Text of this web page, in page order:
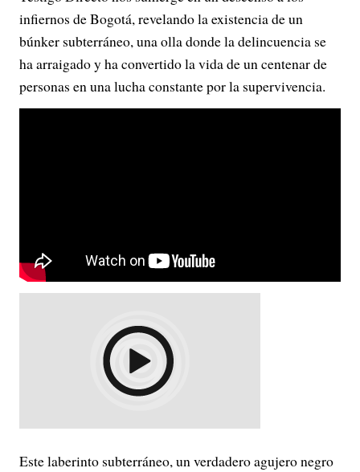
infiernos de Bogotá, revelando la existencia de un
búnker subterráneo, una olla donde la delincuencia se
ha arraigado y ha convertido la vida de un centenar de
personas en una lucha constante por la supervivencia.
Este laberinto subterráneo, un verdadero agujero negro